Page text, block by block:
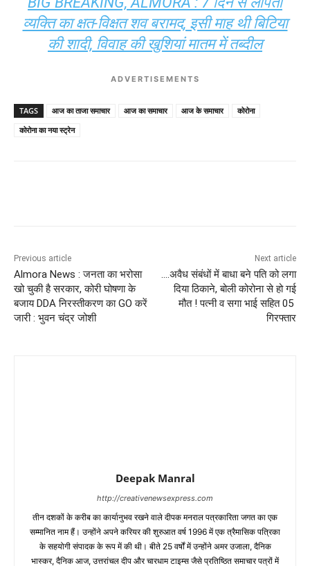
व्यक्ति का क्ष​त-विक्षत शव बरामद, इसी माह थी बिटिया
की शादी, विवाह की खुशियां मातम में तब्दील
ADVERTISEMENTS
TAGS आज का ताजा समाचार आज का समाचार आज के समाचार
कोरोना
कोरोना का नया स्ट्रेन
Previous article
Almora News : जनता का भरोसा
खो चुकी है सरकार, कोरी घोषणा के
बजाय ​DDA निरस्तीकरण का GO करें
जारी : भुवन चंद्र जोशी
Next article
….अवैध संबंधों में बाधा बने पति को लगा
दिया ठिकाने, बोली कोरोना से हो गई
मौत ! पत्नी व सगा भाई सहित 05 ​
गिरफ्तार
Deepak Manral
http://creativenewsexpress.com
तीन दशकों के करीब का कार्यानुभव रखने वाले दीपक मनराल पत्रकारिता जगत का एक
सम्मानित नाम हैं। उन्होंने अपने करियर की शुरुआत वर्ष 1996 में एक त्रैमासिक पत्रिका
के सहयोगी संपादक के रूप में की थी। बीते 25 वर्षों में उन्होंने अमर उजाला, दैनिक
भास्कर, दैनिक आज, उत्तरांचल दीप और चारधाम टाइम्स जैसे प्रतिष्ठित समाचार पत्रों में